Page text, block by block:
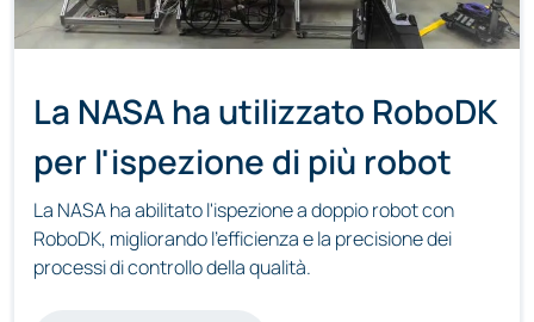
La NASA ha utilizzato RoboDK
per l'ispezione di più robot
La NASA ha abilitato l'ispezione a doppio robot con
RoboDK, migliorando l'efficienza e la precisione dei
processi di controllo della qualità.